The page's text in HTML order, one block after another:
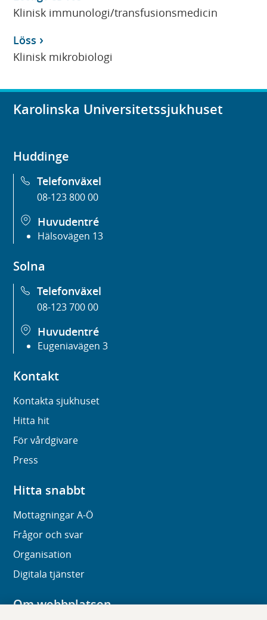
Klinisk immunologi/transfusionsmedicin
Löss
Klinisk mikrobiologi
Karolinska Universitetssjukhuset
Huddinge
Telefonväxel
08-123 800 00
Huvudentré
Hälsovägen 13
Solna
Telefonväxel
08-123 700 00
Huvudentré
Eugeniavägen 3
Kontakt
Kontakta sjukhuset
Hitta hit
För vårdgivare
Press
Hitta snabbt
Mottagningar A-Ö
Frågor och svar
Organisation
Digitala tjänster
Om webbplatsen